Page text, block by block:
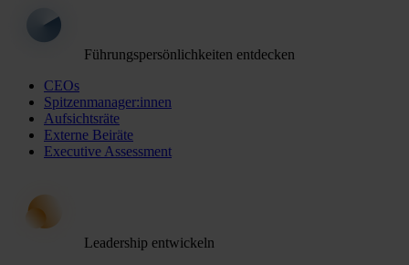
Führungspersönlichkeiten entdecken
CEOs
Spitzenmanager:innen
Aufsichtsräte
Externe Beiräte
Executive Assessment
Leadership entwickeln